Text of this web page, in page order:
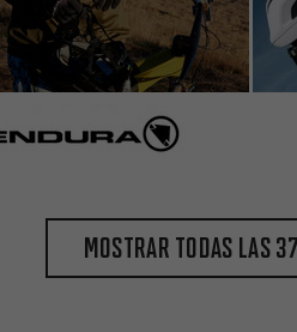
Mostrar todas las